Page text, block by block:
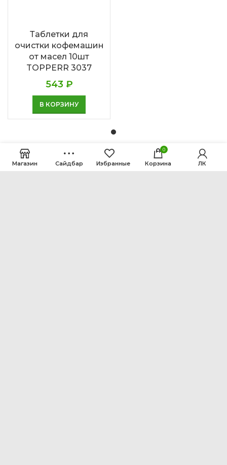
Таблетки для
очистки кофемашин
от масел 10шт
TOPPERR 3037
543 ₽
В КОРЗИНУ
Магазин Сайдбар Избранные
0
Корзина ЛК